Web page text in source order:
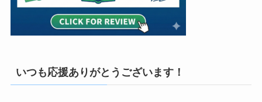
いつも応援ありがとうございます！